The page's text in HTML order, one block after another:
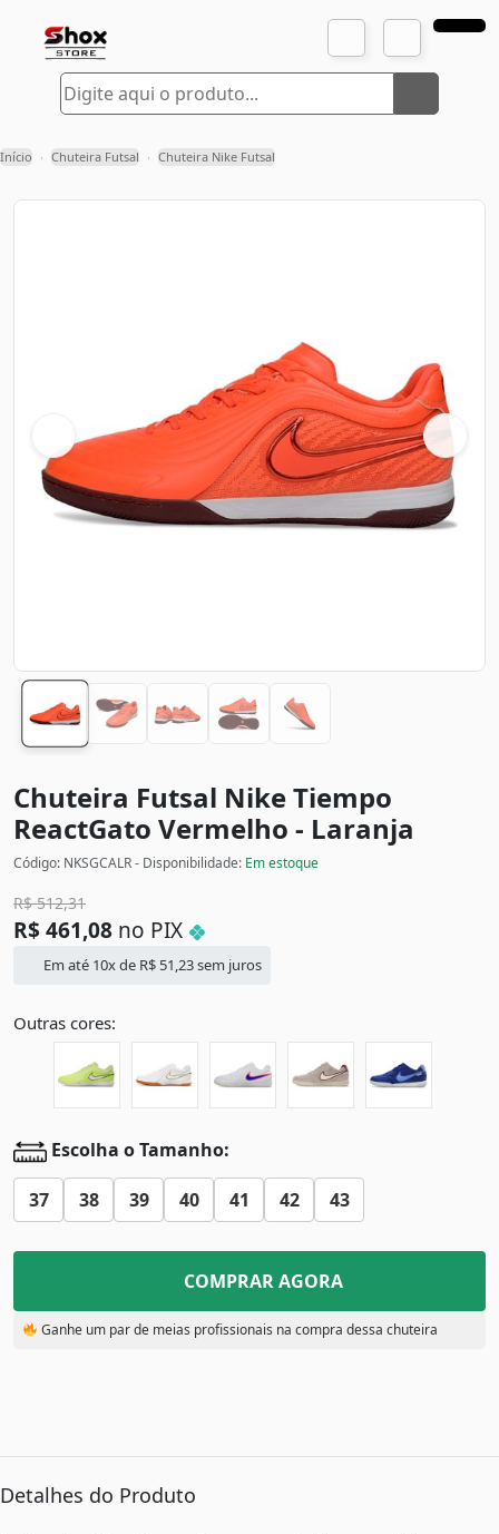
Início › Chuteira Futsal › Chuteira Nike Futsal
Chuteira Futsal Nike Tiempo
ReactGato Vermelho - Laranja
Código: NKSGCALR - Disponibilidade: Em estoque
R$512,31
R$ 461,08 no PIX
Em até 10x de R$ 51,23sem juros
Outras cores:
Escolha o Tamanho:
37 38 39 40 41 42 43
COMPRAR AGORA
Ganhe um par de meias profissionais na compra dessa chuteira
Detalhes do Produto